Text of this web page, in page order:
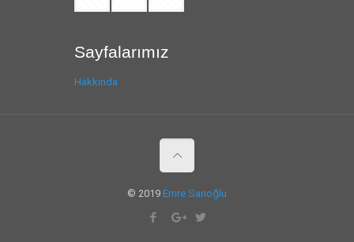
Sayfalarımız
Hakkında
© 2019 Emre Sarıoğlu